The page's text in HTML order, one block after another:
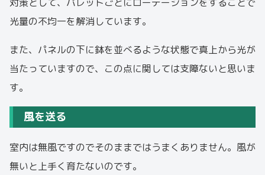
光量の不均一を解消しています。
また、パネルの下に鉢を並べるような状態で真上から光が
当たっていますので、この点に関しては支障ないと思いま
す。
風を送る
室内は無風ですのでそのままではうまくありません。風が
無いと上手く育たないのです。